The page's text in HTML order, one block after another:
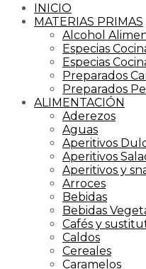
INICIO
MATERIAS PRIMAS
Alcohol
Especias
Especias
Preparados
Preparados
ALIMENTACIÓN
Aderezos
Aguas
Aperitivos
Aperitivos
Aperitivos y
Arroces
Bebidas
Bebidas
Cafés y
Caldos
Cereales
Caramelos